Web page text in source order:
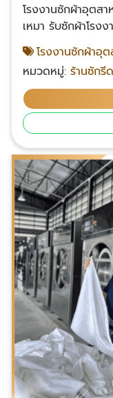
โรงงานซักผ้าอุตส
เหมา รับซักผ้าโรงงานทุกประเภท ไม่ว่าจะเป็นเสื้อผ้าทำงาน
ชุดยูนิฟอร์ม ผ้าห่ม
การดูแลและบริการ
ชนิดของผ้าและตาม
ต่าง ๆ ที่ต้องการบ
การจัดส่งสินค้าถึง
ประหยัดเวลาของลู
คุณภาพสูงสุด ติดต่อเรา โทร : 083-049-6819
Facebook คลิก
โรงงานซักผ้าอุ
หมวดหมู่:ร้านซักรีด